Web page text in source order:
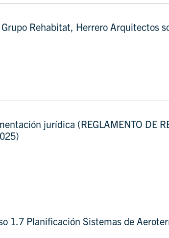
Rehabitat, Herrero Arquitectos
jurídica (REGLAMENTO DE
1.7 Planificación Sistemas de